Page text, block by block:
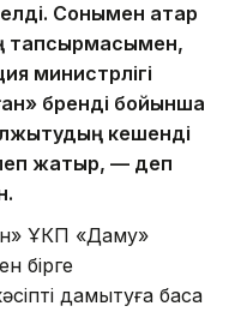
Сонымен қатар
тапсырмасымен,
министрлігі
бренді бойынша
кешенді
жатыр, — деп
ҰКП «Даму»
бірге
дамытуға баса